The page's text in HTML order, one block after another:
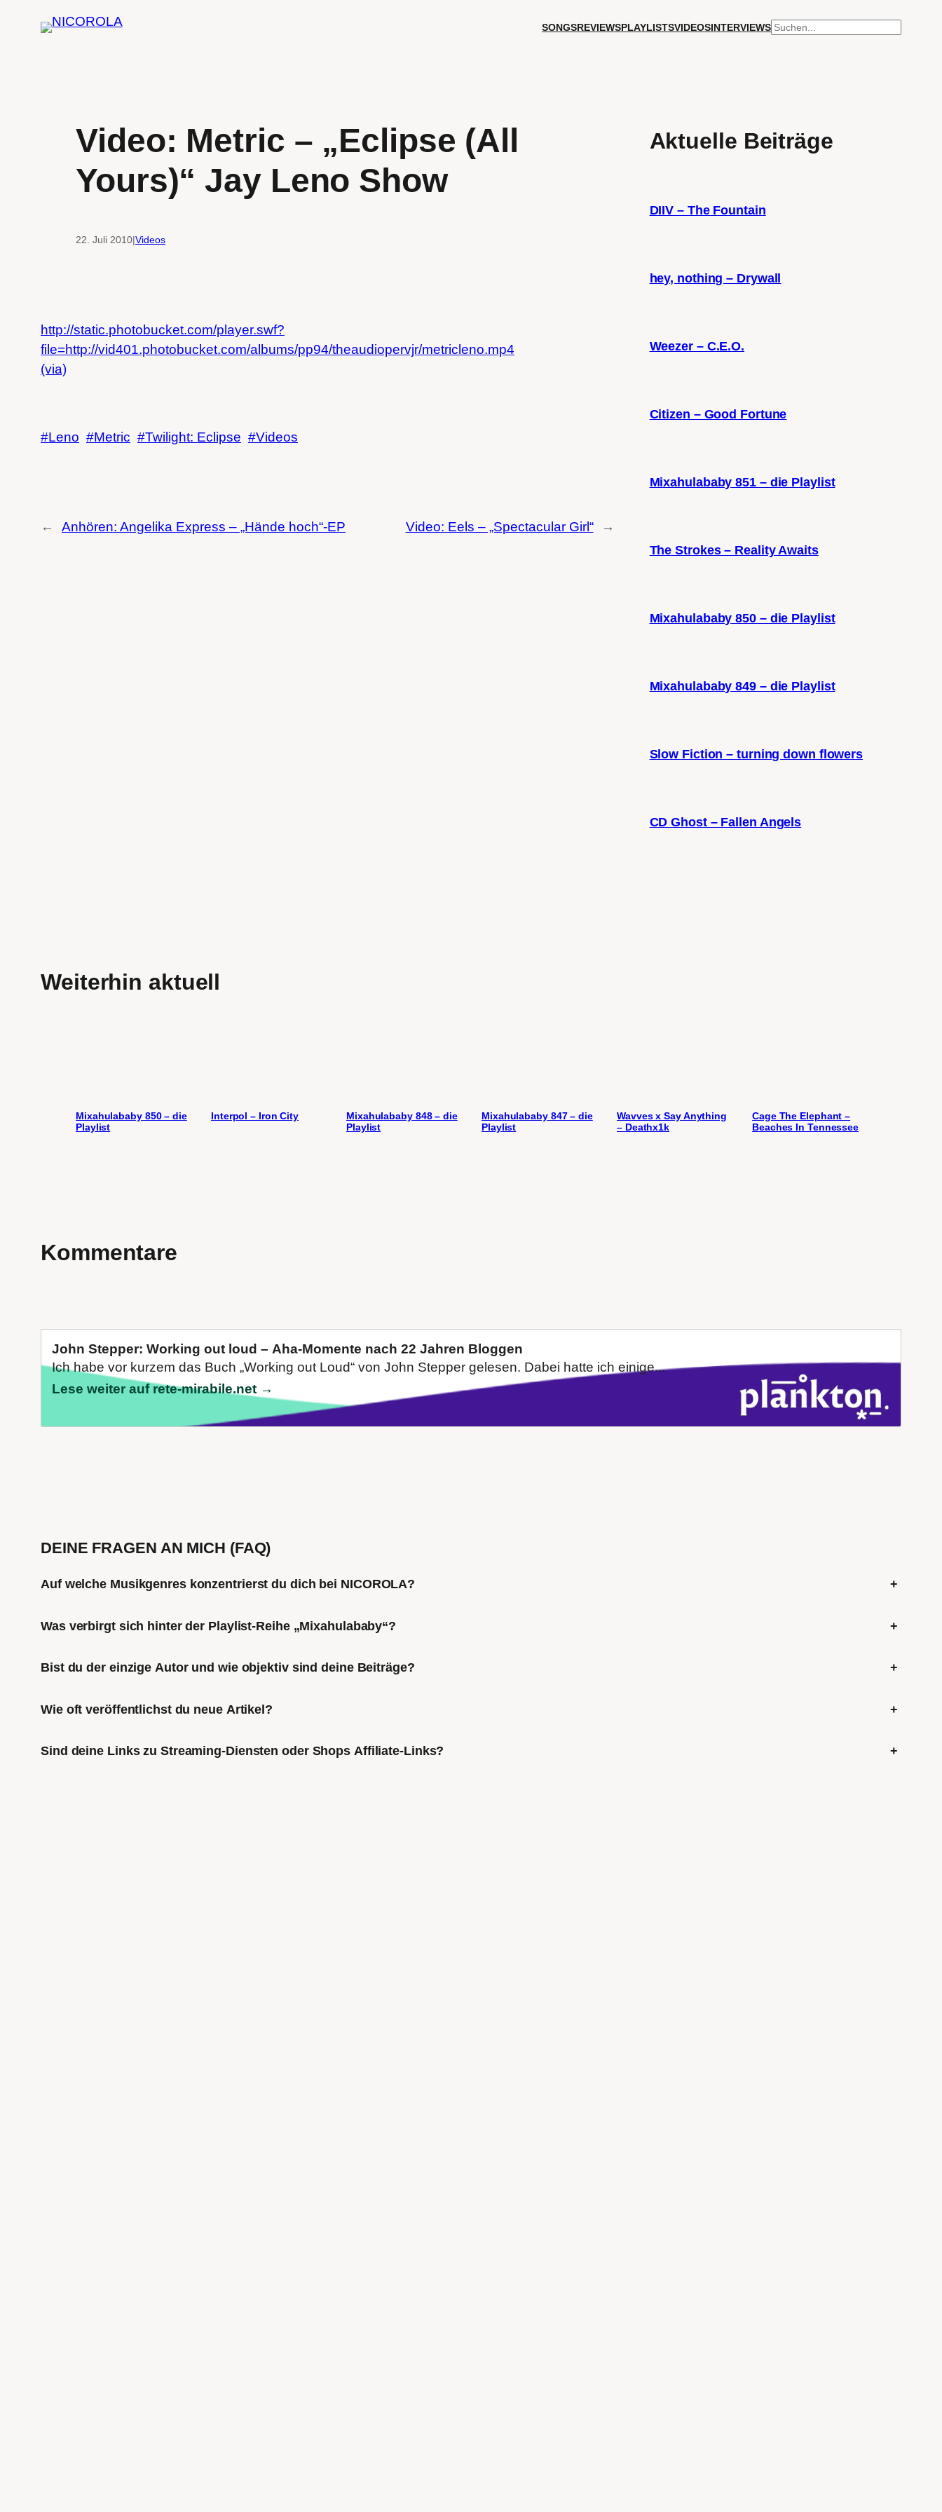
SONGSREVIEWSPLAYLISTSVIDEOSINTERVIEWSSUCHEN
Video: Metric – „Eclipse (All
Yours)“ Jay Leno Show
22. Juli 2010|Videos
http://static.photobucket.com/player.swf?
file=http://vid401.photobucket.com/albums/pp94/theaudiopervjr/metricleno.mp4
(via)
Leno Metric Twilight: Eclipse Videos
← Anhören: Angelika Express – „Hände hoch“-EP Video: Eels – „Spectacular Girl“ →
Aktuelle Beiträge
DIIV – The Fountain
hey, nothing – Drywall
Weezer – C.E.O.
Citizen – Good Fortune
Mixahulababy 851 – die Playlist
The Strokes – Reality Awaits
Mixahulababy 850 – die Playlist
Mixahulababy 849 – die Playlist
Slow Fiction – turning down flowers
CD Ghost – Fallen Angels
Weiterhin aktuell
Mixahulababy 850 – die
Playlist
Interpol – Iron City
Mixahulababy 848 – die
Playlist
Mixahulababy 847 – die
Playlist
Wavves x Say Anything
– Deathx1k
Cage The Elephant –
Beaches In Tennessee
Kommentare
John Stepper: Working out loud – Aha-Momente nach 22 Jahren Bloggen
Ich habe vor kurzem das Buch „Working out Loud“ von John Stepper gelesen. Dabei hatte ich einige...
Lese weiter auf rete-mirabile.net →
DEINE FRAGEN AN MICH (FAQ)
Auf welche Musikgenres konzentrierst du dich bei NICOROLA? +
Was verbirgt sich hinter der Playlist-Reihe „Mixahulababy“? +
Bist du der einzige Autor und wie objektiv sind deine Beiträge? +
Wie oft veröffentlichst du neue Artikel? +
Sind deine Links zu Streaming-Diensten oder Shops Affiliate-Links? +